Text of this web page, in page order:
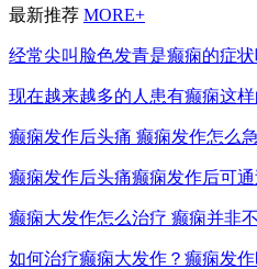
最新推荐 MORE+
经常尖叫脸色发青是癫痫的症
现在越来越多的人患有癫痫这
癫痫发作后头痛 癫痫发作怎么
癫痫发作后头痛癫痫发作后可
癫痫大发作怎么治疗 癫痫并非
如何治疗癫痫大发作？癫痫发